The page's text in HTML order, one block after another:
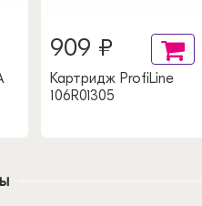
909 ₽
Картридж ProfiLine
106R01305